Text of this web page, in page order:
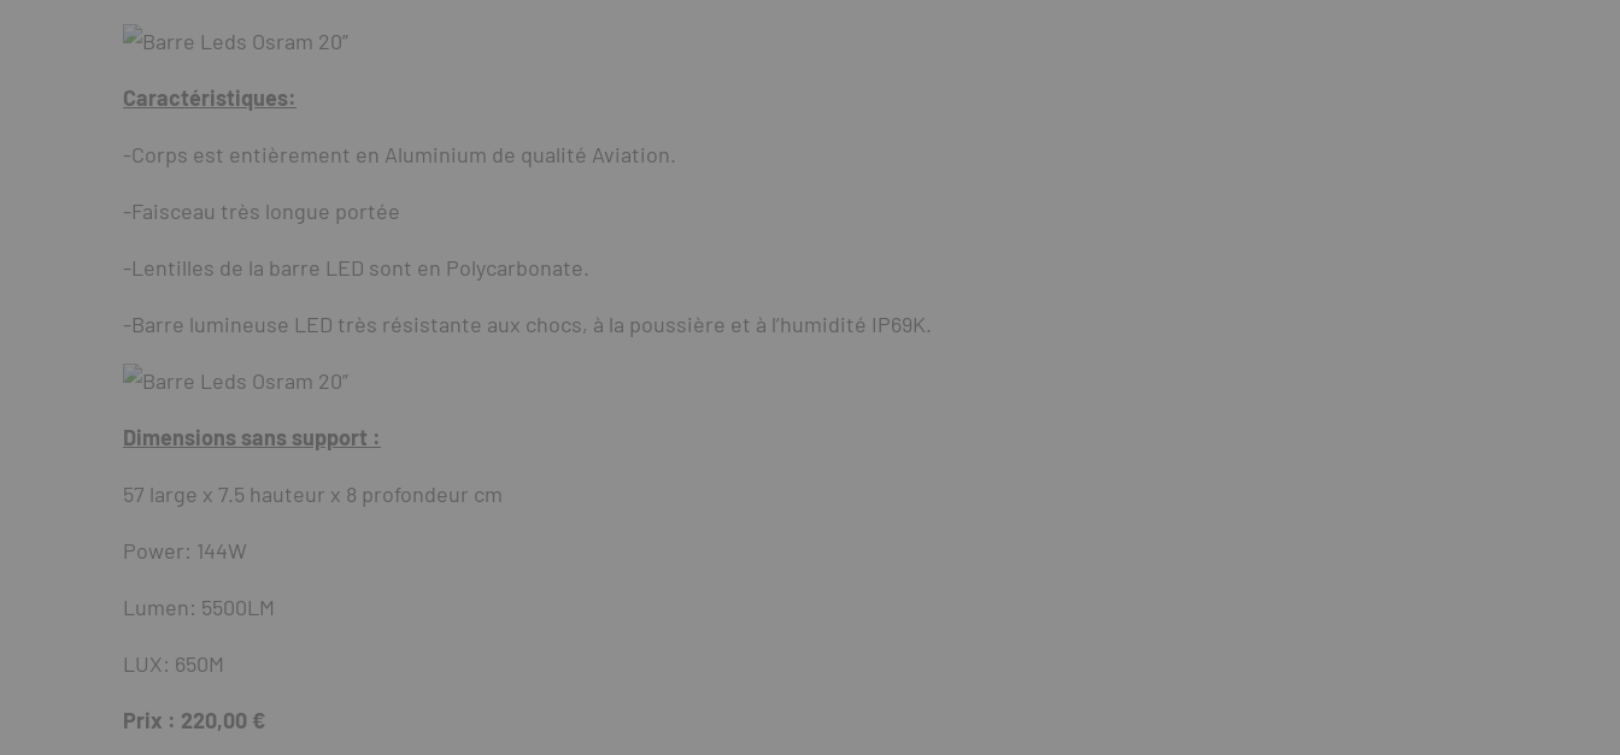
Caractéristiques:
-Corps est entièrement en Aluminium de qualité Aviation.
-Faisceau très longue portée
-Lentilles de la barre LED sont en Polycarbonate.
-Barre lumineuse LED très résistante aux chocs, à la poussière et à l’humidité IP69K.
Dimensions sans support :
57 large x 7.5 hauteur x 8 profondeur cm
Power: 144W
Lumen: 5500LM
LUX: 650M
Prix : 220,00 €